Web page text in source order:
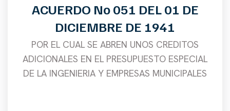
ACUERDO No 051 DEL 01 DE
DICIEMBRE DE 1941
POR EL CUAL SE ABREN UNOS CREDITOS
ADICIONALES EN EL PRESUPUESTO ESPECIAL
DE LA INGENIERIA Y EMPRESAS MUNICIPALES